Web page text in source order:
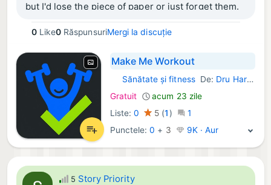
but I'd lose the piece of paper or just forget them.
I've been able to put them into this app and it's
helping me actually fix my shoulder.
Also just nice it doesn't have a subscription haha.
0Like0 RăspunsuriMergi la discuție
Make Me Workout
iOS Aplicații:
Sănătate și fitnessDe: Dru Harrison
Gratuit
acum 23 zile
Liste: 0 5 (1 )
1
Punctele:0 + 3 9K · Aur
5 Story Priority